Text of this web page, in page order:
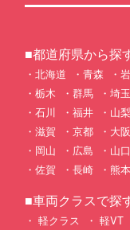
■都道府県から探
北海道 青森
栃木
群馬 埼玉
石川
福井 山梨
滋賀
京都 大阪
岡山
広島 山口
佐賀
長崎 熊本
■車両クラスで探
軽クラス 軽VT